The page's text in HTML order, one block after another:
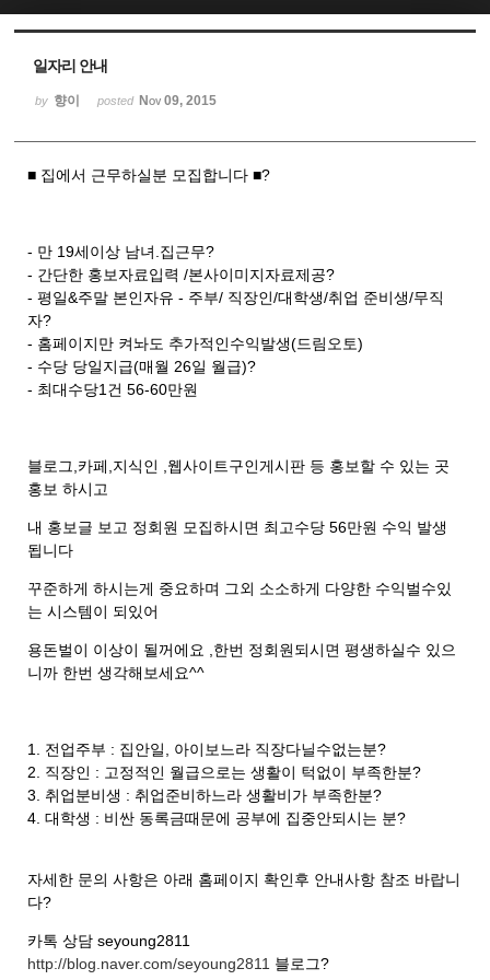
일자리 안내
by 향이 posted Nov 09, 2015
■ 집에서 근무하실분 모집합니다 ■?
- 만 19세이상 남녀.집근무?
- 간단한 홍보자료입력 /본사이미지자료제공?
- 평일&주말 본인자유 - 주부/ 직장인/대학생/취업 준비생/무직
자?
- 홈페이지만 켜놔도 추가적인수익발생(드림오토)
- 수당 당일지급(매월 26일 월급)?
- 최대수당1건 56-60만원
블로그,카페,지식인 ,웹사이트구인게시판 등 홍보할 수 있는 곳
홍보 하시고
내 홍보글 보고 정회원 모집하시면 최고수당 56만원 수익 발생
됩니다
꾸준하게 하시는게 중요하며 그외 소소하게 다양한 수익벌수있
는 시스템이 되있어
용돈벌이 이상이 될꺼에요 ,한번 정회원되시면 평생하실수 있으
니까 한번 생각해보세요^^
1. 전업주부 : 집안일, 아이보느라 직장다닐수없는분?
2. 직장인 : 고정적인 월급으로는 생활이 턱없이 부족한분?
3. 취업분비생 : 취업준비하느라 생활비가 부족한분?
4. 대학생 : 비싼 동록금때문에 공부에 집중안되시는 분?
자세한 문의 사항은 아래 홈페이지 확인후 안내사항 참조 바랍니
다?
카톡 상담 seyoung2811
http://blog.naver.com/seyoung2811 블로그?
Sketchbook5, 스케치북5